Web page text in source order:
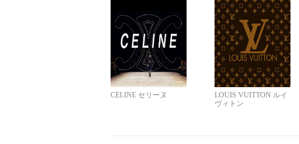
CELINE セリーヌ
LOUIS VUITTON ルイ
ヴィトン